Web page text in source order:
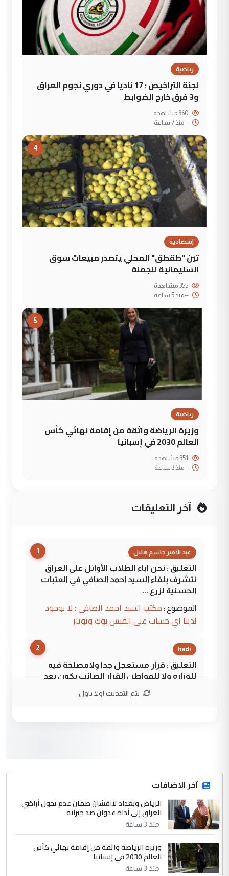
رياضية
لجنة التراخيص : 17 ناديا في دوري نجوم العراق
و3 فرق خارج الضوابط
--منذ 7 ساعة
4
إقتصادية
تين "طقطق" المحلي يتصدر مبيعات سوق
السليمانية للجملة
--منذ 5 ساعة
5
رياضية
وزيرة الرياضة واثقة من إقامة نهائي كأس
العالم 2030 في إسبانيا
--منذ 3 ساعة
آخر التعليقات
1 عبد الأمير جاسم هليل
التعليق : نحن اباء الطلاب الأوائل على العراق
نتشرف بلقاء السيد احمد الصافي في العتبات
الحسنية لزرع ...
الموضوع : مكتب السيد احمد الصافي : لا يوجود
لدينا اي حساب على الفيس بوك وتويتر
2 hadi
التعليق : قرار مستعجل جدا ولامصلحة فيه
للوزاره ولا للمواطن القرار الصائب يكون بعد
جنسية الرافد الثالث للعراق ومن اصول عريقة
ابا فرات ...
الموضوع :
الجواهري يرد على صدام حسين سل
مضجعيك يابن الزنا (نص كامل)
سردار
التعليق : واحد من عصابة علي ماما يسقط
جنسية الرافد الثالث للعراق ومن اصول عريقة
يتم التحديث اولا باول
آخر الاضافات
الرياض وبغداد تناقشان ضمان عدم تحول أراضي
العراق إلى أداة عدوان ضد جيرانه
منذ 3 ساعة
وزيرة الرياضة واثقة من إقامة نهائي كأس
العالم 2030 في إسبانيا
منذ 3 ساعة